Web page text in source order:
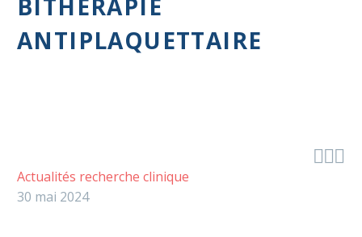
BITHÉRAPIE
ANTIPLAQUETTAIRE

Actualités recherche clinique
30 mai 2024